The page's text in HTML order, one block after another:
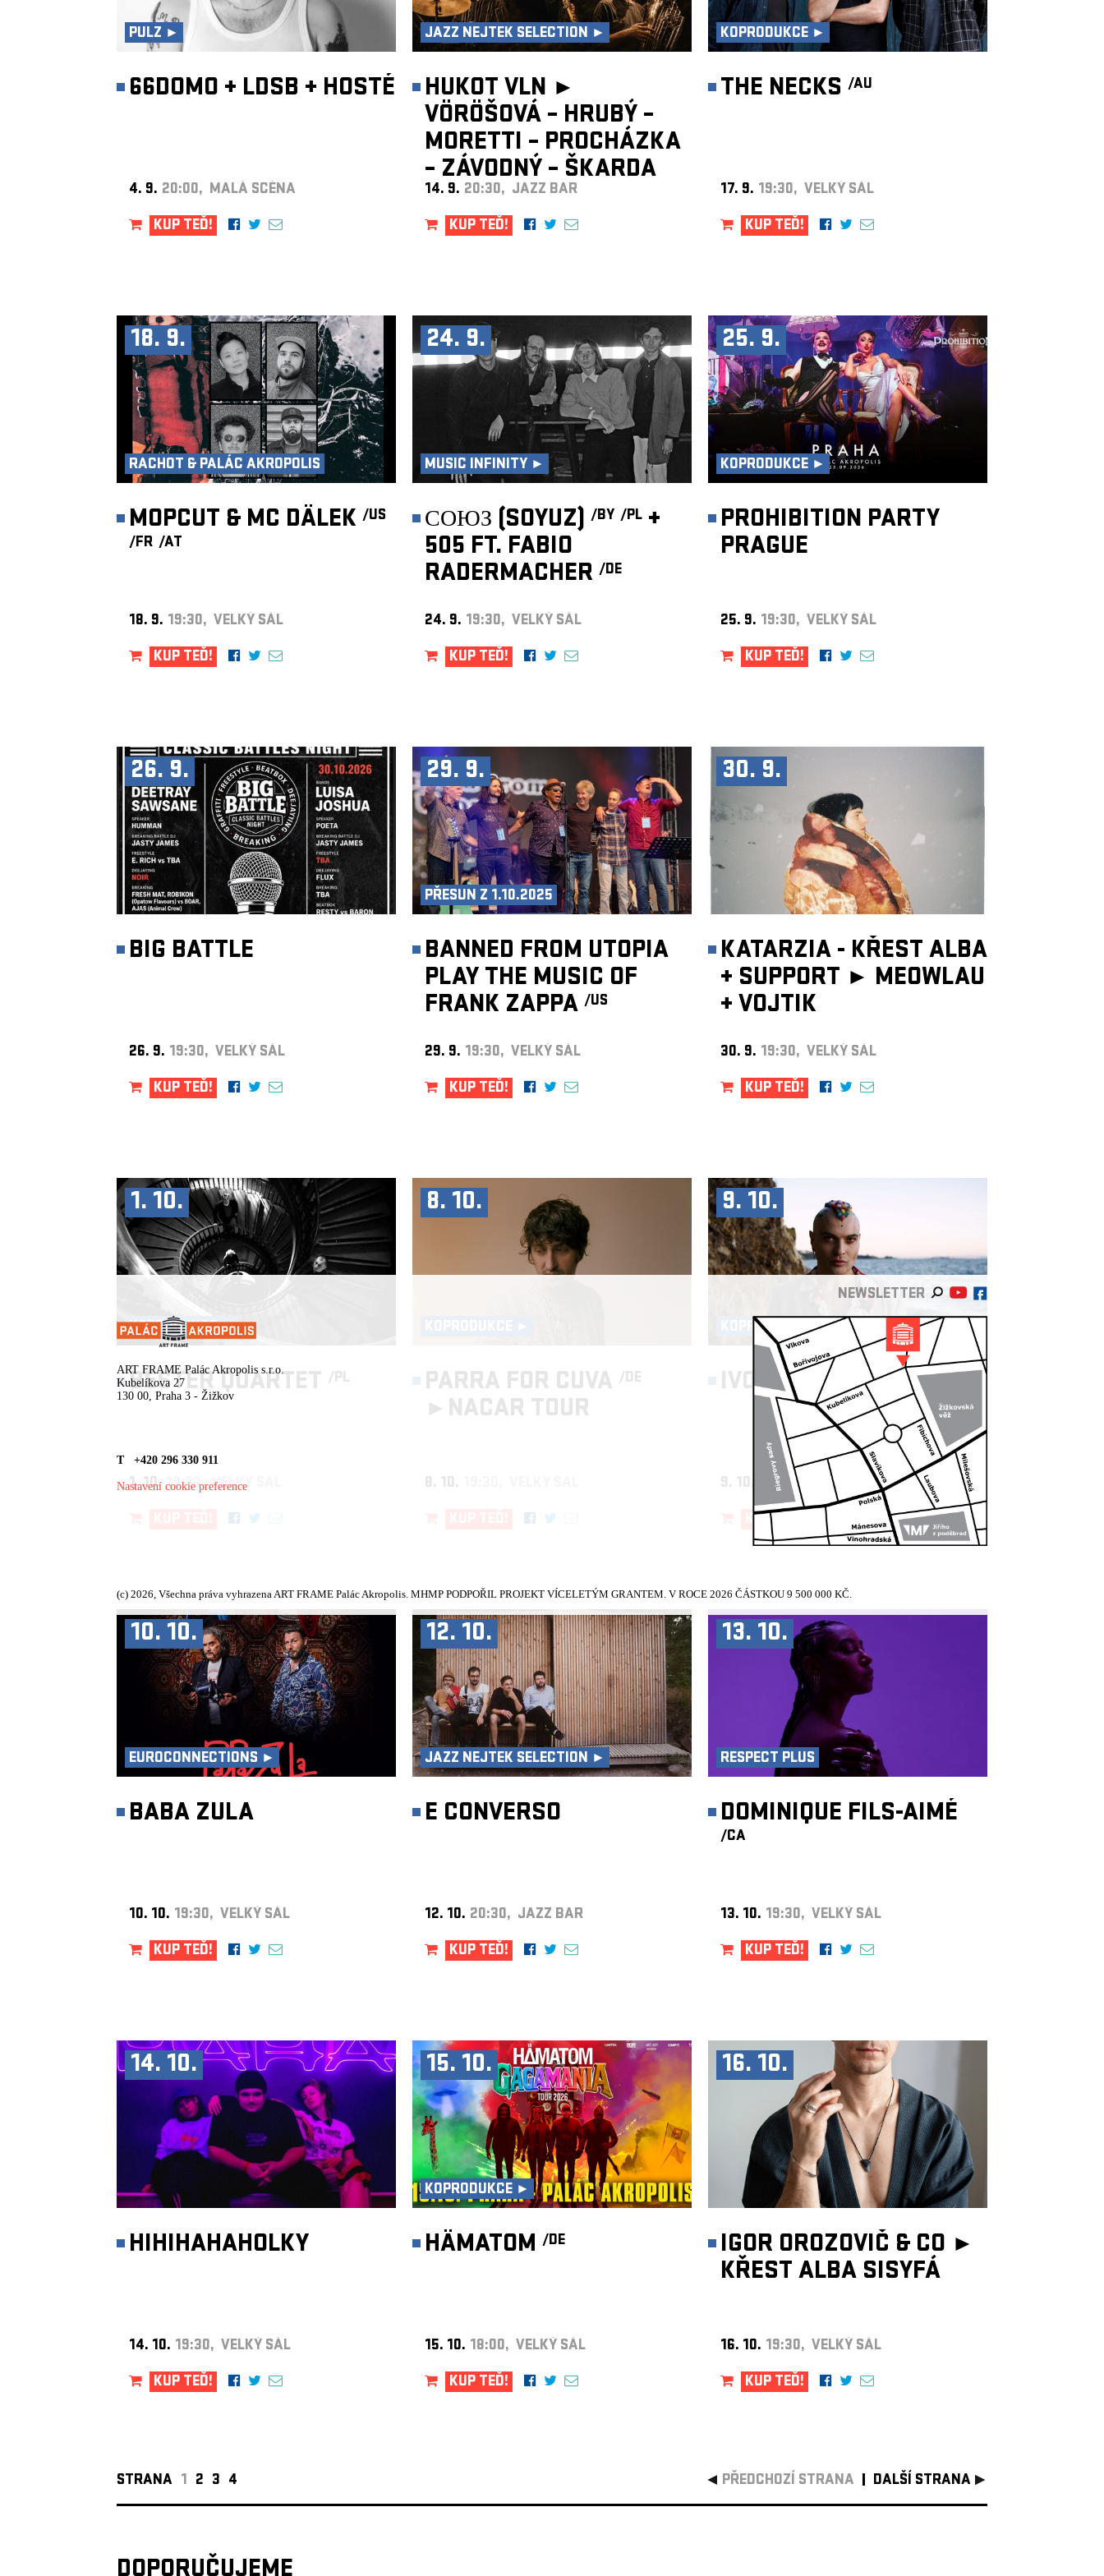
PULZ ►
66DOMO + LDSB + HOSTÉ
4. 9. 20:00, MALÁ SCÉNA
KUP TEĎ!
JAZZ NEJTEK SELECTION ►
HUKOT VLN ►
VÖRÖŠOVÁ – HRUBÝ –
MORETTI – PROCHÁZKA
– ZÁVODNÝ – ŠKARDA
14. 9. 20:30, JAZZ BAR
KUP TEĎ!
KOPRODUKCE ►
THE NECKS /AU
17. 9. 19:30, VELKÝ SÁL
KUP TEĎ!
18. 9.
RACHOT & PALÁC AKROPOLIS
MOPCUT & MC DÄLEK /US
/FR /AT
18. 9. 19:30, VELKÝ SÁL
KUP TEĎ!
24. 9.
MUSIC INFINITY ►
СОЮЗ (SOYUZ) /BY /PL +
505 FT. FABIO
RADERMACHER /DE
24. 9. 19:30, VELKÝ SÁL
KUP TEĎ!
25. 9.
KOPRODUKCE ►
PROHIBITION PARTY
PRAGUE
25. 9. 19:30, VELKÝ SÁL
KUP TEĎ!
26. 9.
BIG BATTLE
26. 9. 19:30, VELKÝ SÁL
KUP TEĎ!
29. 9.
PŘESUN Z 1.10.2025
BANNED FROM UTOPIA
PLAY THE MUSIC OF
FRANK ZAPPA /US
29. 9. 19:30, VELKÝ SÁL
KUP TEĎ!
30. 9.
KATARZIA - KŘEST ALBA
+ SUPPORT ► MEOWLAU
+ VOJTIK
30. 9. 19:30, VELKÝ SÁL
KUP TEĎ!
1. 10.
KOPRODUKCE ►
BESTER QUARTET /PL
1. 10. 19:30, VELKÝ SÁL
8. 10.
PARRA FOR CUVA /DE
► NACAR TOUR
8. 10.
9. 10.
KOPRODUKCE ►
IVO DIMČEV /BG
9. 10.
19:30, VELKÝ SÁL
KUP TEĎ!
10. 10.
EUROCONNECTIONS ►
BABA ZULA
10. 10. 19:30, VELKÝ SÁL
KUP TEĎ!
12. 10.
JAZZ NEJTEK SELECTION ►
E CONVERSO
12. 10. 20:30, JAZZ BAR
KUP TEĎ!
13. 10.
RESPECT PLUS
DOMINIQUE FILS-AIMÉ
/CA
13. 10. 19:30, VELKÝ SÁL
KUP TEĎ!
14. 10.
HIHIHAHAHOLKY
14. 10. 19:30, VELKÝ SÁL
KUP TEĎ!
15. 10.
KOPRODUKCE ►
HÄMATOM /DE
15. 10. 18:00, VELKÝ SÁL
KUP TEĎ!
16. 10.
IGOR OROZOVIČ & CO ►
KŘEST ALBA SISYFÁ
16. 10. 19:30, VELKÝ SÁL
KUP TEĎ!
STRANA 1 2 3 4 PŘEDCHOZÍ STRANA DALŠÍ STRANA
NEWSLETTER
ART FRAME Palác Akropolis s.r.o.
Kubelíkova 27
130 00, Praha 3 - Žižkov
T +420 296 330 911
Nastavení cookie preference
(c) 2026, Všechna práva vyhrazena ART FRAME Palác Akropolis. MHMP PODPOŘIL PROJEKT VÍCELETÝM GRANTEM. V ROCE 2026 ČÁSTKOU 9 500 000 KČ.